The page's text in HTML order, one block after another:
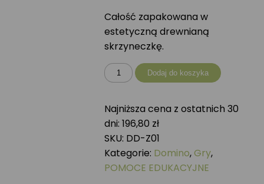
Całość zapakowana w
estetyczną drewnianą
skrzyneczkę.
ilość
Domino
I
Dodaj do koszyka
Najniższa cena z ostatnich 30
dni: 196,80 zł
SKU: DD-Z01
Kategorie: Domino,Gry,
POMOCE EDUKACYJNE